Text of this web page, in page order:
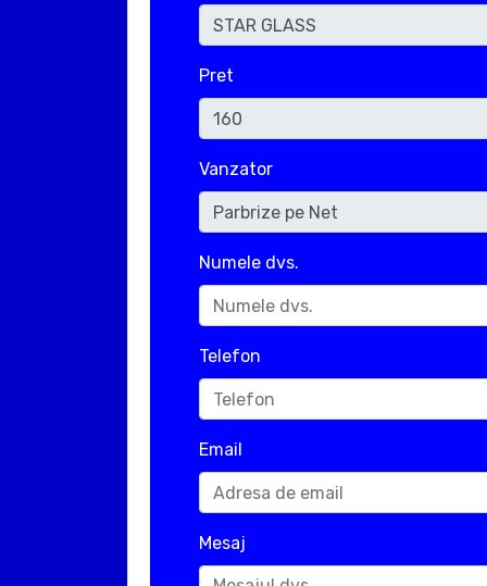
Pret
Vanzator
Numele dvs.
Telefon
Email
Mesaj